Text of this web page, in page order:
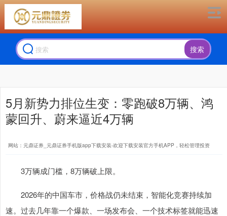
搜索
5月新势力排位生变：零跑破8万辆、鸿
蒙回升、蔚来逼近4万辆
网站：元鼎证券_元鼎证券手机版app下载安装-欢迎下载安装官方手机APP，轻松管理投资
3万辆成门槛，8万辆破上限。
2026年的中国车市，价格战仍未结束，智能化竞赛持续加
速。过去几年靠一个爆款、一场发布会、一个技术标签就能迅速